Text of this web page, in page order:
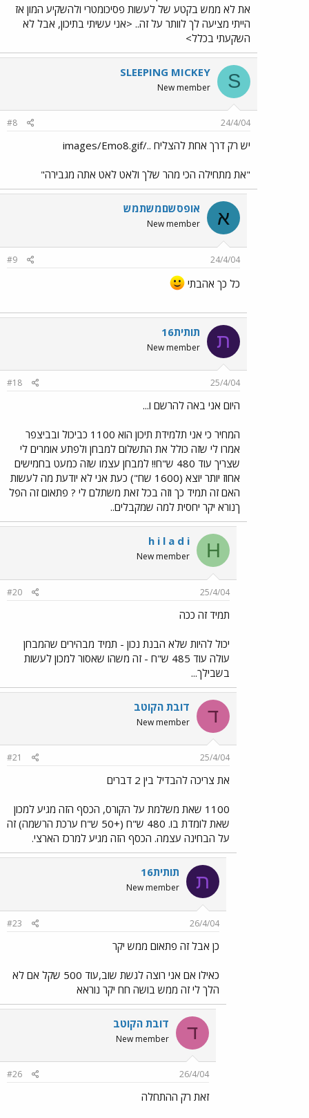
את לא ממש בקטע של לעשות פסיכומטרי ולהשקיע המון אז
הייתי מציעה לך לוותר על זה.. <אני עשיתי בתיכון, אבל לא
השקעתי בכלל>
S
SLEEPING MICKEY
New member
24/4/04
#8
יש רק דרך אחת להצליח ../images/Emo8.gif
"את מתחילה הכי מהר שלך ולאט לאט אתה מגבירה"
א אופסשםמשתמש
New member
24/4/04
#9
כל כך אהבתי
ת תותית16
New member
25/4/04
#18
היום אני באה להרשם ו...
המחיר כי אני תלמידת תיכון הוא 1100 כביכול ובביצפר
אמרו לי שזה כולל את התשלום למבחן ולפתע אומרים לי
שצריך עוד 480 ש"ח!! למבחן עצמו שזה כמעט בחמישים
אחוז יותר יוצא (1600 שח") כעת אני לא יודעת מה לעשות
האם זה תמיד כך וזה בכל זאת משתלם לי ? פתאום זה הפל
ךנורא יקר יחסית למה שמקבלים..
H
h i l a d i
New member
25/4/04
#20
תמיד זה ככה
יכול להיות שלא הבנת נכון - תמיד מבהירים שהמבחן
עולה עוד 485 ש"ח - זה משהו שאסור למכון לעשות
בשבילך...
ד דובת הקוטב
New member
25/4/04
#21
את צריכה להבדיל בין 2 דברים
1100 שאת משלמת על הקורס, הכסף הזה מגיע למכון
שאת לומדת בו. 480 ש"ח (+50 ש"ח ערכת הרשמה) זה
על הבחינה עצמה. הכסף הזה מגיע למרכז הארצי.
ת תותית16
New member
26/4/04
#23
כן אבל זה פתאום ממש יקר
כאילו אם אני רוצה לגשת שוב,עוד 500 שקל אם לא
הלך לי זה ממש בושה חח יקר נוראא
ד דובת הקוטב
New member
26/4/04
#26
זאת רק ההתחלה